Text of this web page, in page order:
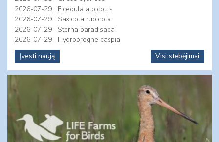
2026-07-29
Ficedula albicollis
2026-07-29
Saxicola rubicola
2026-07-29
Sterna paradisaea
2026-07-29
Hydroprogne caspia
Įvesti naują
Visi stebėjimai